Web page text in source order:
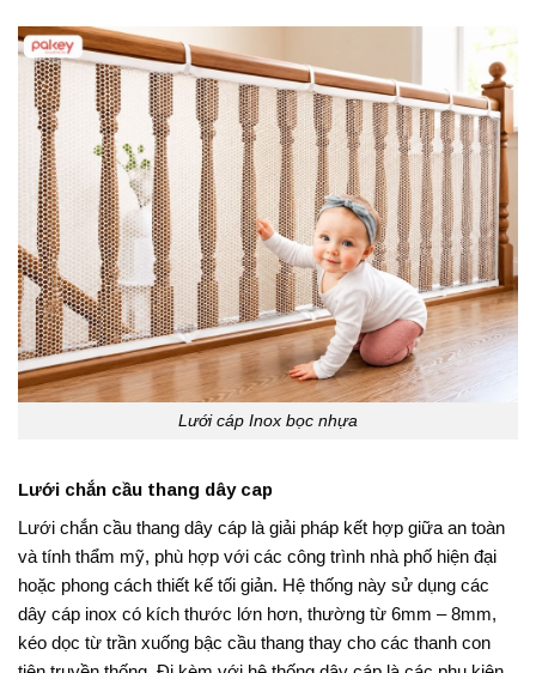
Lưới cáp Inox bọc nhựa
Lưới chắn cầu thang dây cap
Lưới chắn cầu thang dây cáp là giải pháp kết hợp giữa an toàn
và tính thẩm mỹ, phù hợp với các công trình nhà phố hiện đại
hoặc phong cách thiết kế tối giản. Hệ thống này sử dụng các
dây cáp inox có kích thước lớn hơn, thường từ 6mm – 8mm,
kéo dọc từ trần xuống bậc cầu thang thay cho các thanh con